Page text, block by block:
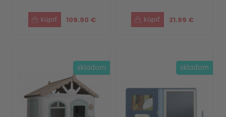
109.90 € 21.99 €
skladom skladom